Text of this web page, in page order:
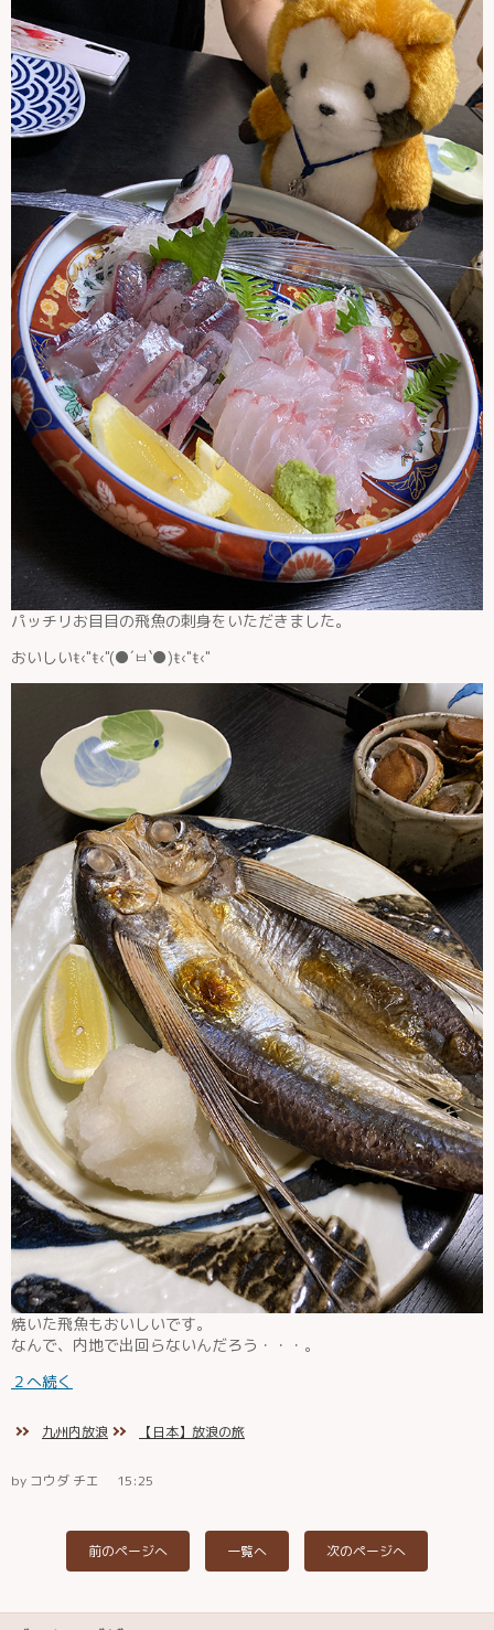
パッチリお目目の飛魚の刺身をいただきました。
おいしいŧ‹"ŧ‹"(●´ㅂ`●)ŧ‹"ŧ‹"
焼いた飛魚もおいしいです。
なんで、内地で出回らないんだろう・・・。
２へ続く
九州内放浪 【日本】放浪の旅
by コウダ チエ 15:25
前のページへ 一覧へ 次のページへ